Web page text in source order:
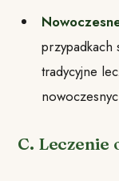
przypadkach
tradycyjne
C. Leczenie